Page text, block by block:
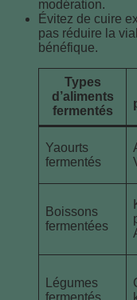
modération.
Évitez de cuire
pas réduire la
bénéfique.
Types
d’aliments
fermentés
Yaourts
fermentés
Boissons
fermentées
Légumes
fermentés